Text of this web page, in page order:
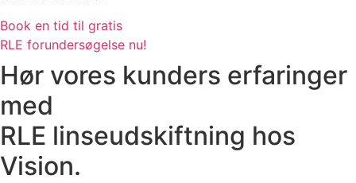
Book en tid til gratis
RLE forundersøgelse nu!
Hør vores kunders erfaringer
med
RLE linseudskiftning hos
Vision.